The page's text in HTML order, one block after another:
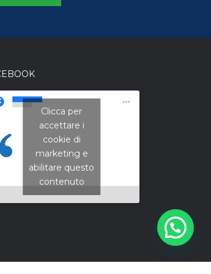
CNA Campania
Nord
Clicca per
accettare i
cookie di
marketing e
abilitare questo
contenuto